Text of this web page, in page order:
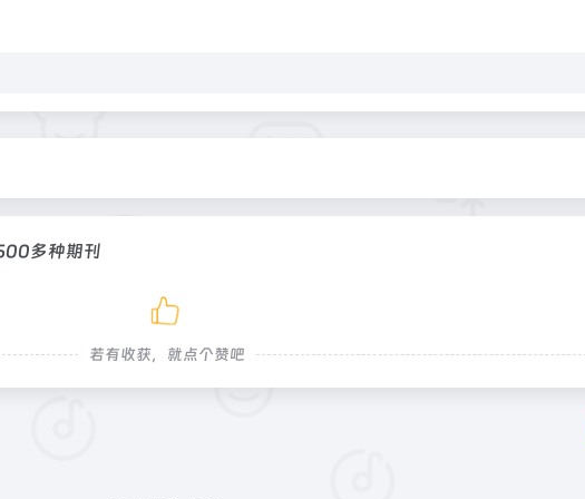
多种期刊
若有收获，就点个赞吧